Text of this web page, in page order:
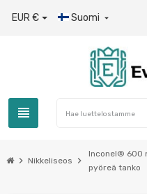
EUR € Suomi 
view_headline
chevron_right Nikkeliseos chevron_right
Inconel® 600
pyöreä tanko